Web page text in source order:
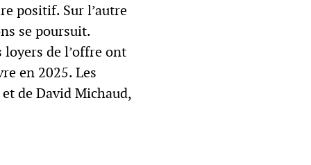
positif. Sur l’autre
se poursuit.
loyers de l’offre ont
en 2025. Les
de David Michaud,